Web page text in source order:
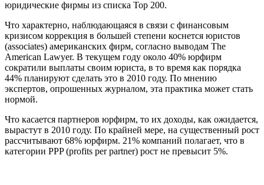
юридические фирмы из списка Top 200.
Что характерно, наблюдающаяся в связи с финансовым
кризисом коррекция в большей степени коснется юристов
(associates) американских фирм, согласно выводам The
American Lawyer. В текущем году около 40% юрфирм
сократили выплаты своим юриста, в то время как порядка
44% планируют сделать это в 2010 году. По мнению
экспертов, опрошенных журналом, эта практика может стать
нормой.
Что касается партнеров юрфирм, то их доходы, как ожидается,
вырастут в 2010 году. По крайней мере, на существенный рост
рассчитывают 68% юрфирм. 21% компаний полагает, что в
категории PPP (profits per partner) рост не превысит 5%.